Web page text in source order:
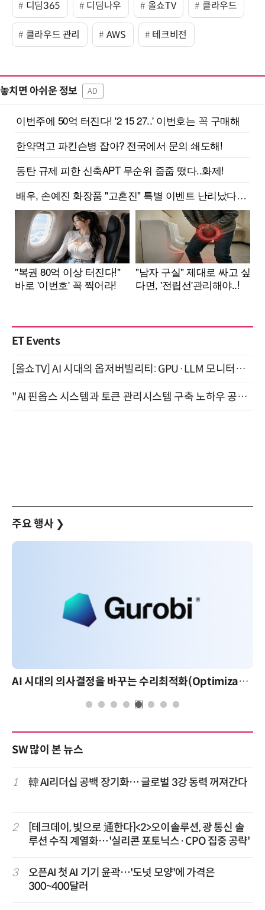
디딤365 디딤나우 올쇼TV 클라우드
클라우드 관리 AWS 테크비전
놓치면 아쉬운 정보 AD
ET Events
[올쇼TV] AI 시대의 옵저버빌리티: GPU·LLM 모니터링부터 AI 기반 장애 대응까지 (8/11 생방송)
"AI 핀옵스 시스템과 토큰 관리시스템 구축 노하우 공개" 잠실 한국광고문화회관 2층 대회의실 (8/21)
주요 행사 ❯
AI 시대의 의사결정을 바꾸는 수리최적화(Optimization): 실제 산업 적용 사례와 활용 전략
SW 많이 본 뉴스
1 韓 AI리더십 공백 장기화… 글로벌 3강 동력 꺼져간다
2
[테크데이, 빛으로 通한다]<2>오이솔루션, 광 통신 솔
루션 수직 계열화…'실리콘 포토닉스·CPO 집중 공략'
3
오픈AI 첫 AI 기기 윤곽…'도넛 모양'에 가격은
300~400달러